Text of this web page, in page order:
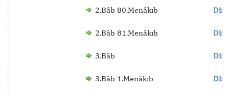
2.Bâb 80.Menâkıb
2.Bâb 81.Menâkıb
3.Bâb
3.Bâb 1.Menâkıb